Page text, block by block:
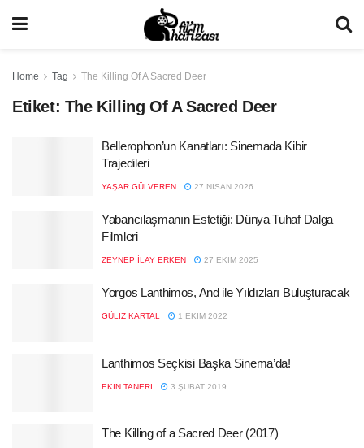
Home Tag The Killing Of A Sacred Deer
Etiket: The Killing Of A Sacred Deer
Bellerophon’un Kanatları: Sinemada Kibir
Trajedileri
YAŞAR GÜLVEREN 27 NISAN 2026
Yabancılaşmanın Estetiği: Dünya Tuhaf Dalga
Filmleri
ZEYNEP İLAY ERKEN 27 EKIM 2025
Yorgos Lanthimos, And ile Yıldızları Buluşturacak
GÜLIZ KARTAL 1 EKIM 2022
Lanthimos Seçkisi Başka Sinema’da!
EKIN TANERI 3 ŞUBAT 2019
The Killing of a Sacred Deer (2017)